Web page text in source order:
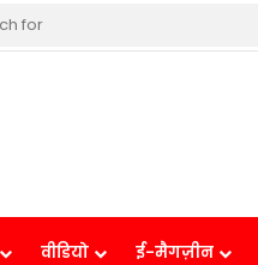
वीडियो ई-मैगज़ीन